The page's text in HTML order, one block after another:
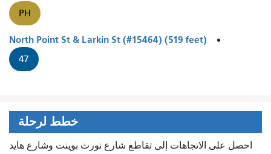
PH
North Point St & Larkin St (#15464) (519 feet)
47
خطط لرحلة
احصل على الاتجاهات إلى تقاطع شارع نورث بوينت وشارع هايد